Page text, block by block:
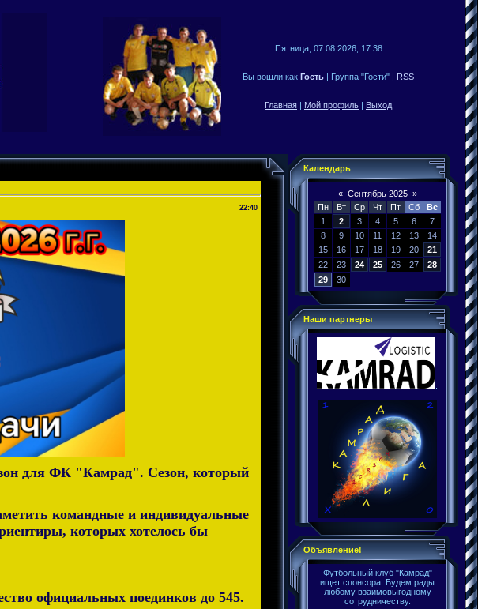
Пятница, 07.08.2026, 17:38
Вы вошли как Гость | Группа "Гости" | RSS
Главная | Мой профиль | Выход
22:40
для ФК "Камрад". Сезон, который
командные и индивидуальные
которых хотелось бы
официальных поединков до 545.
Календарь
« Сентябрь 2025 »
Пн
Вт Ср Чт Пт Сб
Вс
1
2 3 4 5 6
7
8
9 10 11 12 13
14
15
16 17 18 19 20
21
22
23 24 25 26 27
28
29
30
Наши партнеры
Объявление!
Футбольный клуб "Камрад"
ищет спонсора. Будем рады
любому взаимовыгодному
сотрудничеству.